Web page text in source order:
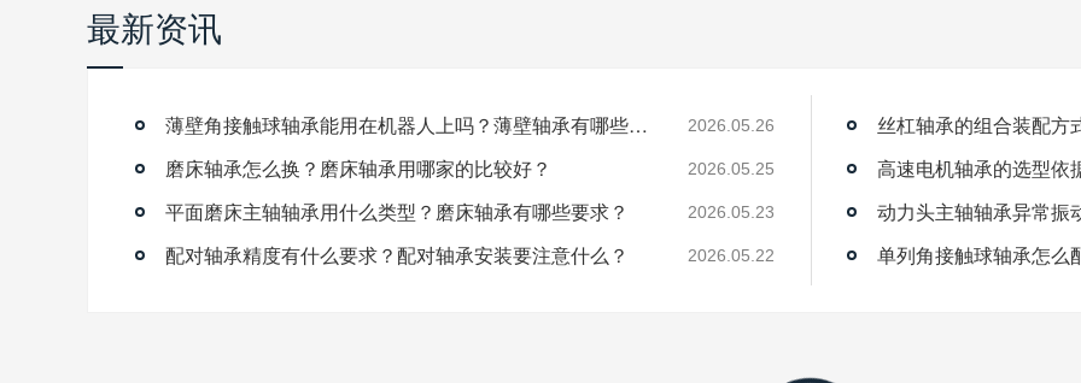
最新资讯
薄壁角接触球轴承能用在机器人上吗？薄壁轴承有哪些优点？ 2026.05.26
磨床轴承怎么换？磨床轴承用哪家的比较好？ 2026.05.25
平面磨床主轴轴承用什么类型？磨床轴承有哪些要求？ 2026.05.23
配对轴承精度有什么要求？配对轴承安装要注意什么？ 2026.05.22
丝杠轴承的组合装配方
高速电机轴承的选型依
动力头主轴轴承异常振
单列角接触球轴承怎么